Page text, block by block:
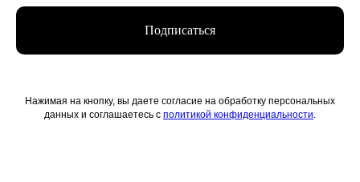
Подписаться
Нажимая на кнопку, вы даете согласие на обработку персональных
данных и соглашаетесь с политикой конфиденциальности